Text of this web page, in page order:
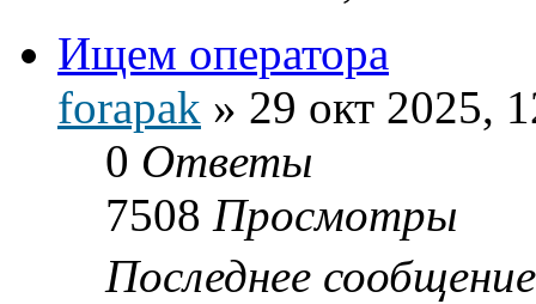
Ищем оператора
forapak » 29 окт 2025,
0 Ответы
7508 Просмотры
Последнее